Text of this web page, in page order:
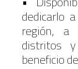
dedicarlo
región, a
distritos
beneficio